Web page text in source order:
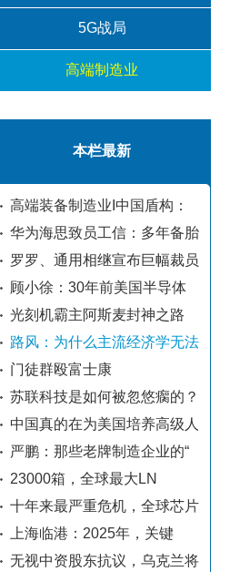
5G战局
高端制造业
本栏最新
高端装备制造业I中国盾构：
华为海思致员工信：多年备胎
罗罗、通用相继宣布巨幅裁员
顾小徐：30年前美国半导体
光刻机霸主阿斯麦封神之路
路风：为什么主流经济学无法
门徒群殴富士康
苏联科技是如何被忽悠瘸的？
中国真的在为美国培养高级人
严鹏：那些老牌制造企业的“
23000箱，全球最大LN
十年来最严重危机，全球芯片
上海临港：2025年，关键
无视中资股东抗议，乌克兰将